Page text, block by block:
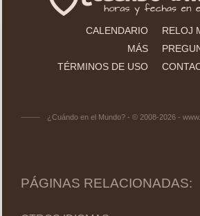
CALENDARIO
RELOJ
MÁS
TÉRMINOS DE USO
¿Cuándo en el Mundo? - © 2008-2026 -
PÁGINAS RELACIONADAS: